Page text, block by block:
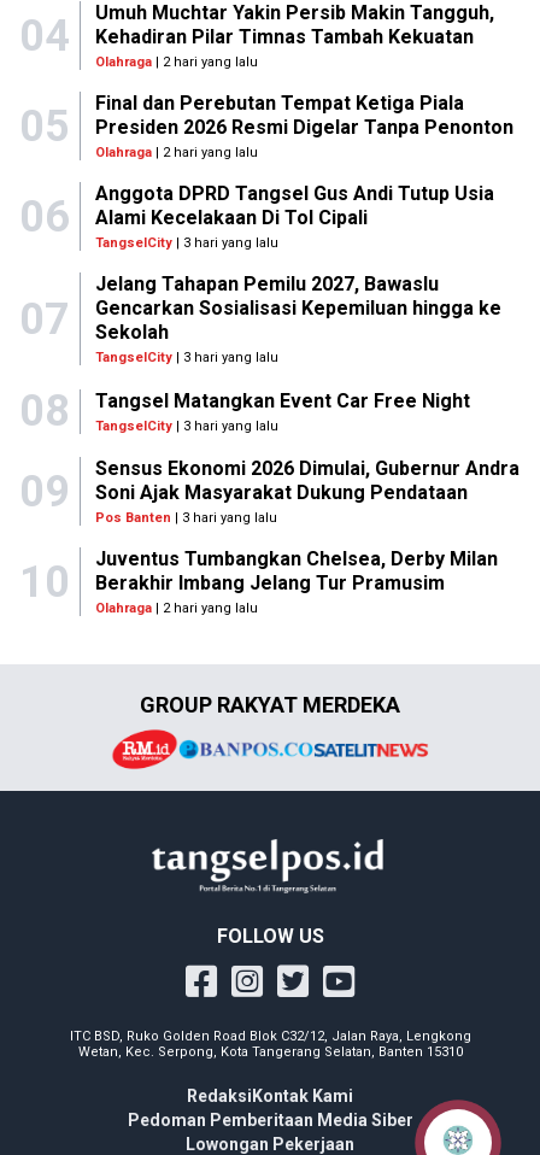
04
Umuh Muchtar Yakin Persib Makin Tangguh,
Kehadiran Pilar Timnas Tambah Kekuatan
Olahraga| 2 hari yang lalu
05
Final dan Perebutan Tempat Ketiga Piala
Presiden 2026 Resmi Digelar Tanpa Penonton
Olahraga| 2 hari yang lalu
06
Anggota DPRD Tangsel Gus Andi Tutup Usia
Alami Kecelakaan Di Tol Cipali
TangselCity| 3 hari yang lalu
07
Jelang Tahapan Pemilu 2027, Bawaslu
Gencarkan Sosialisasi Kepemiluan hingga ke
Sekolah
TangselCity| 3 hari yang lalu
08 Tangsel Matangkan Event Car Free Night
TangselCity | 3 hari yang lalu
09
Sensus Ekonomi 2026 Dimulai, Gubernur Andra
Soni Ajak Masyarakat Dukung Pendataan
Pos Banten | 3 hari yang lalu
10
Juventus Tumbangkan Chelsea, Derby Milan
Berakhir Imbang Jelang Tur Pramusim
Olahraga| 2 hari yang lalu
GROUP RAKYAT MERDEKA
FOLLOW US
ITC BSD, Ruko Golden Road Blok C32/12, Jalan Raya, Lengkong
Wetan, Kec. Serpong, Kota Tangerang Selatan, Banten 15310
Redaksi Kontak Kami
Pedoman Pemberitaan Media Siber
Lowongan Pekerjaan